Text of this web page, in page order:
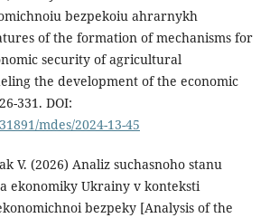
bezpekoiu ahrarnykh
of the formation of mechanisms for
security of agricultural
the development of the economic
331. DOI:
mdes/2024-13-45
V. (2026) Analiz suchasnoho stanu
ekonomiky Ukrainy v konteksti
bezpeky [Analysis of the